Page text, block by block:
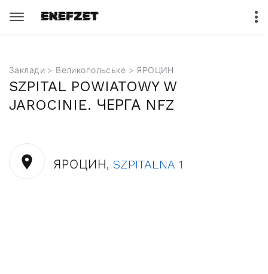
Заклади > Великопольське > ЯРОЦИН
SZPITAL POWIATOWY W
JAROCINIE. ЧЕРГА NFZ
ЯРОЦИН, SZPITALNA 1